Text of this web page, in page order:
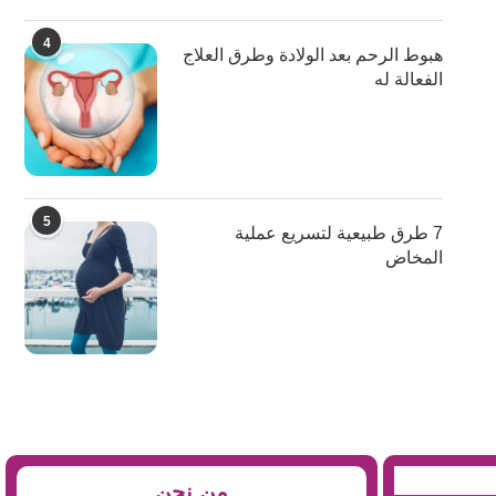
4
هبوط الرحم بعد الولادة وطرق العلاج
الفعالة له
5
7 طرق طبيعية لتسريع عملية
المخاض
من نحن